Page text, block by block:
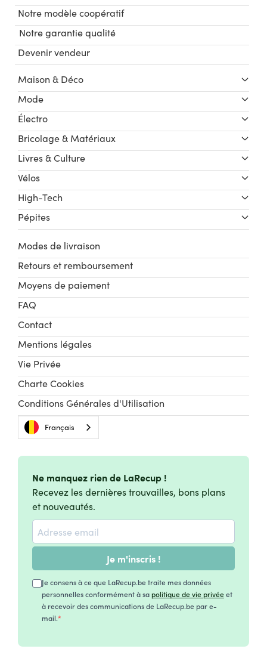
Notre modèle coopératif
Notre garantie qualité
Devenir vendeur
Maison & Déco
Mode
Électro
Bricolage & Matériaux
Livres & Culture
Vélos
High-Tech
Pépites
Modes de livraison
Retours et remboursement
Moyens de paiement
FAQ
Contact
Mentions légales
Vie Privée
Charte Cookies
Conditions Générales d'Utilisation
Français
Ne manquez rien de LaRecup !
Recevez les dernières trouvailles, bons plans
et nouveautés.
Je m'inscris !
Je consens à ce que LaRecup.be traite mes données
personnelles conformément à sapolitique de vie privéeet
à recevoir des communications de LaRecup.be par e-
mail.